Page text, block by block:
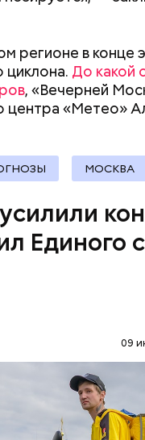
регионе в конце
До какой
, «Вечерней
центра «Метео»
МОСКВА
Единого
09
который
с помощью
и